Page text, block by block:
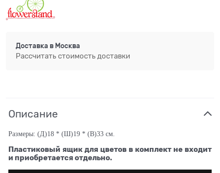
Доставка в Москва
Рассчитать стоимость доставки
Описание
Размеры: (Д)18 * (Ш)19 * (В)33 см.
Пластиковый ящик для цветов в комплект не входит
и приобретается отдельно.